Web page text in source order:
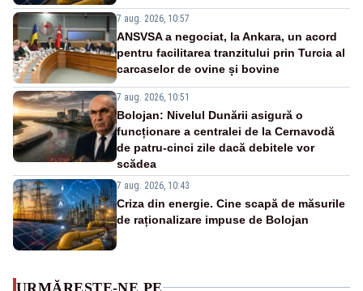
7 aug. 2026, 10:57
ANSVSA a negociat, la Ankara, un acord
pentru facilitarea tranzitului prin Turcia al
carcaselor de ovine și bovine
7 aug. 2026, 10:51
Bolojan: Nivelul Dunării asigură o
funcționare a centralei de la Cernavodă
de patru-cinci zile dacă debitele vor
scădea
7 aug. 2026, 10:43
Criza din energie. Cine scapă de măsurile
de raționalizare impuse de Bolojan
URMĂREȘTE-NE PE